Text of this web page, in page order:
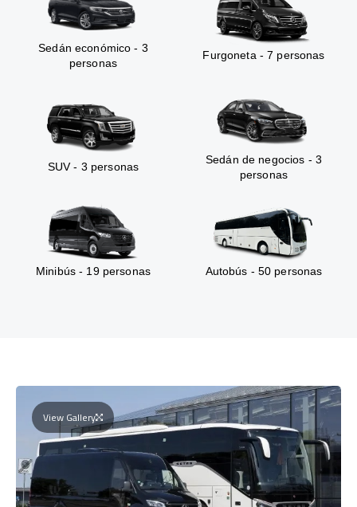
Sedán económico - 3
personas
Furgoneta - 7 personas
SUV - 3 personas
Sedán de negocios - 3
personas
Minibús - 19 personas Autobús - 50 personas
View Gallery